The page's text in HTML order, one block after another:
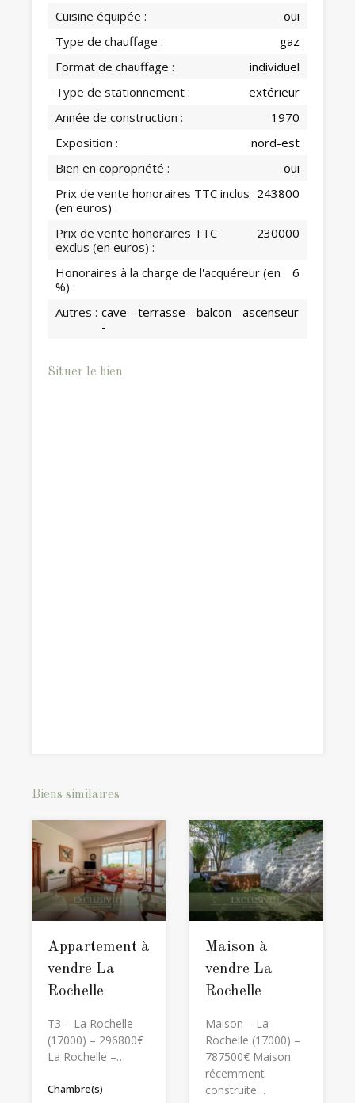
Cuisine équipée :
oui
Type de chauffage :
gaz
Format de chauffage :
individuel
Type de stationnement :
extérieur
Année de construction :
1970
Exposition :
nord-est
Bien en copropriété :
oui
Prix de vente honoraires TTC inclus
(en euros) :
243800
Prix de vente honoraires TTC
exclus (en euros) :
230000
Honoraires à la charge de l'acquéreur (en
%) :
6
Autres : cave - terrasse - balcon - ascenseur
-
Situer le bien
Biens similaires
Appartement à
vendre La
Rochelle
T3 – La Rochelle
(17000) – 296800€
La Rochelle –…
Chambre(s)
Maison à
vendre La
Rochelle
Maison – La
Rochelle (17000) –
787500€ Maison
récemment
construite…